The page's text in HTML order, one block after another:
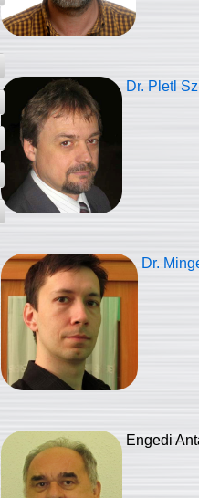
Dr. Pletl
Dr.
Engedi